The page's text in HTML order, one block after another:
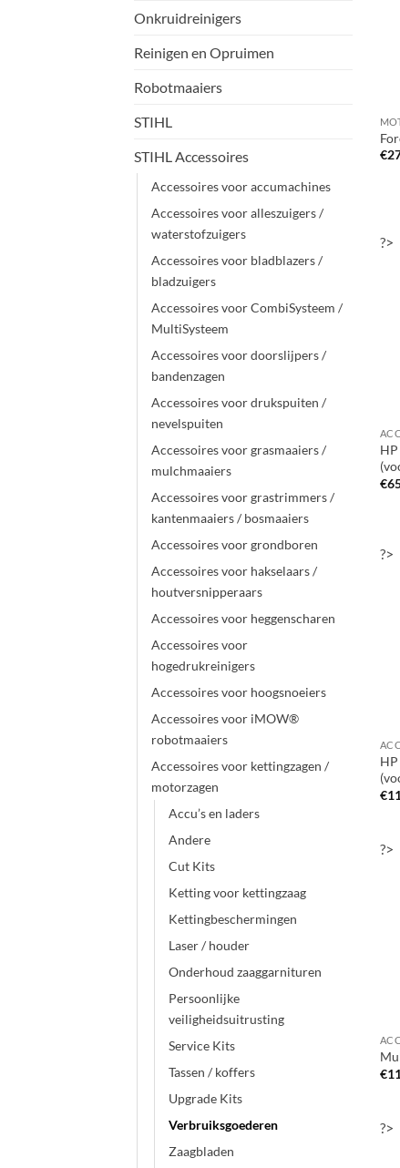
Onkruidreinigers
Reinigen en Opruimen
Robotmaaiers
STIHL
STIHL Accessoires
Accessoires voor accumachines
Accessoires voor alleszuigers /
waterstofzuigers
Accessoires voor bladblazers /
bladzuigers
Accessoires voor CombiSysteem /
MultiSysteem
Accessoires voor doorslijpers /
bandenzagen
Accessoires voor drukspuiten /
nevelspuiten
Accessoires voor grasmaaiers /
mulchmaaiers
Accessoires voor grastrimmers /
kantenmaaiers / bosmaaiers
Accessoires voor grondboren
Accessoires voor hakselaars /
houtversnipperaars
Accessoires voor heggenscharen
Accessoires voor
hogedrukreinigers
Accessoires voor hoogsnoeiers
Accessoires voor iMOW®
robotmaaiers
Accessoires voor kettingzagen /
motorzagen
Accu’s en laders
Andere
Cut Kits
Ketting voor kettingzaag
Kettingbeschermingen
Laser / houder
Onderhoud zaaggarnituren
Persoonlijke
veiligheidsuitrusting
Service Kits
Tassen / koffers
Upgrade Kits
Verbruiksgoederen
Zaagbladen
€
?>
€
?>
€
?>
€
?>